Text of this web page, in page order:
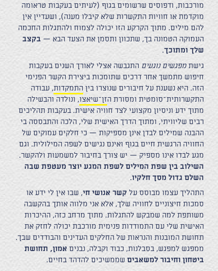
מורכבות, ודפוסים שרשומים בגוף (לעיתים בעקבות טראומה
מוקדמת או חוויות התקשרות שלא קיבלו מענה), ושעדיין אין
להם מילים. מתוך הקרקע הזו יכולה לצמוח ולהתגלות החכמה
העמוקה הטמונה בך, שתכוון ותסמן את הצעד הבא — בקצב
שלך ומתוכך.
גישת מפגשים נוגעים התגבשה אצלי לאורך השנים בעקבות
חיפוש מתמשך אחר דרכים שתומכות ביצירת הקשר הפנימי
הזה. היא נשענת על חיבורים שנוצרו בין התמקדות, עבודה
התקשרותית־סומטית ומסורת הזן־שיאצו, ונולדה והבשילה
מתוך ידע וניסיון מקצועי לצד חוויה אישית. בעקבות תהליכים
רבים שליוויתי, ומתוך הדרך האישית שלי, הלכה והתבססה בי
ההבנה שמילים לבדן אינן מספיקות — כי חלקים עמוקים של
החוויה הרגשית חיים בגוף ואינם נגישים לשפה המילולית. וגם
מגע לבדו אינו מספיק — יש צורך בחיבור למשמעות ולהקשר.
השילוב בין שפת המילים לשפת המגע יוצר מעטפת שבה
השלם גדול מסך חלקיו.
התהליך עצמו מבוסס על קשר אנושי חי, שבו אין לי ידע או
סמכות חיצוניים לחוויה שלך, אלא אני מלווה אותך בהקשבה
משותפת למה שמבקש להתגלות. מתוך מרחב כזה, ההיכרות
האישית שלי עם התמודדות פנימית מורכבת יכולה לחזק את
תחושת המובנות והנראות של החלקים העדינים והבודדים שבך.
ממפגש למפגש, בסבלנות, כבוד וקבלה, נבנים אמון, תחושת
ביטחון וחיבור למשאביםשממשיכים להדהד בחיים.